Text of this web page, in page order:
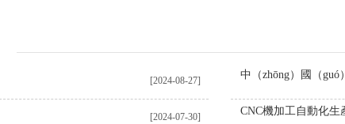
[2024-08-27]
[2024-07-30] CNC機加工自動化生